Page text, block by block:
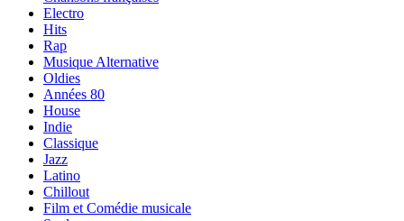
Electro
Hits
Rap
Musique Alternative
Oldies
Années 80
House
Indie
Classique
Jazz
Latino
Chillout
Film et Comédie musicale